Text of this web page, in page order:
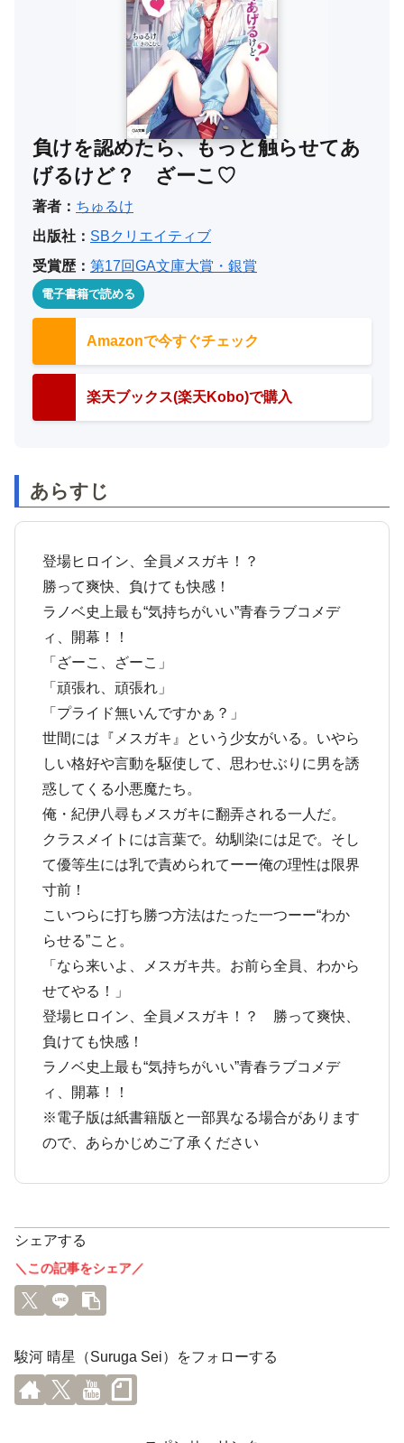
負けを認めたら、もっと触らせてあ
げるけど？ ざーこ♡
著者： ちゅるけ
出版社： SBクリエイティブ
受賞歴： 第17回GA文庫大賞・銀賞
電子書籍で読める
Amazonで今すぐチェック
楽天ブックス(楽天Kobo)で購入
あらすじ
登場ヒロイン、全員メスガキ！？
勝って爽快、負けても快感！
ラノベ史上最も“気持ちがいい”青春ラブコメデ
ィ、開幕！！
「ざーこ、ざーこ」
「頑張れ、頑張れ」
「プライド無いんですかぁ？」
世間には『メスガキ』という少女がいる。いやら
しい格好や言動を駆使して、思わせぶりに男を誘
惑してくる小悪魔たち。
俺・紀伊八尋もメスガキに翻弄される一人だ。
クラスメイトには言葉で。幼馴染には足で。そし
て優等生には乳で責められてーー俺の理性は限界
寸前！
こいつらに打ち勝つ方法はたった一つーー“わか
らせる”こと。
「なら来いよ、メスガキ共。お前ら全員、わから
せてやる！」
登場ヒロイン、全員メスガキ！？ 勝って爽快、
負けても快感！
ラノベ史上最も“気持ちがいい”青春ラブコメデ
ィ、開幕！！
※電子版は紙書籍版と一部異なる場合があります
ので、あらかじめご了承ください
シェアする
＼この記事をシェア／
駿河 晴星（Suruga Sei）をフォローする